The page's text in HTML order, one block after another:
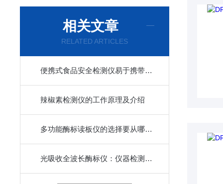
相关文章
RELATED ARTICLES
便携式食品安全检测仪易于携带和使用，适合在野外或现场进行检测
辣椒素检测仪的工作原理及介绍
多功能酶标读板仪的选择要从哪五点入
光吸收全波长酶标仪：仪器检测核心原理/技术特点